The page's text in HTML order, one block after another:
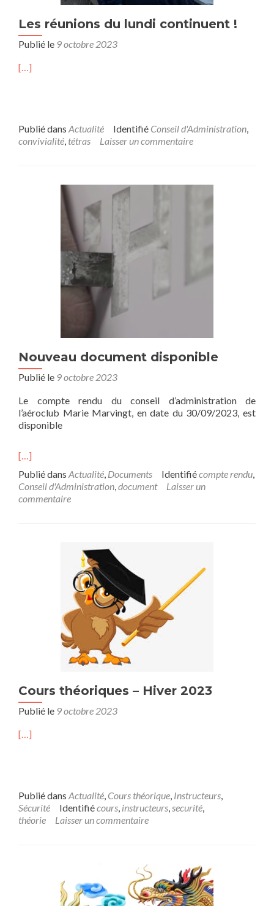
Les réunions du lundi continuent !
Publié le 9 octobre 2023
[…]
Publié dans Actualité Identifié Conseil d'Administration,
convivialité, tétras Laisser un commentaire
Nouveau document disponible
Publié le 9 octobre 2023
Le compte rendu du conseil d’administration de
l’aéroclub Marie Marvingt, en date du 30/09/2023, est
disponible
[…]
Publié dans Actualité, Documents Identifiécompte rendu,
Conseil d'Administration,document
Laisser un
commentaire
Cours théoriques – Hiver 2023
Publié le 9 octobre 2023
[…]
Publié dans Actualité, Cours théorique, Instructeurs,
Sécurité
Identifiécours, instructeurs,securité,
théorie
Laisser un commentaire